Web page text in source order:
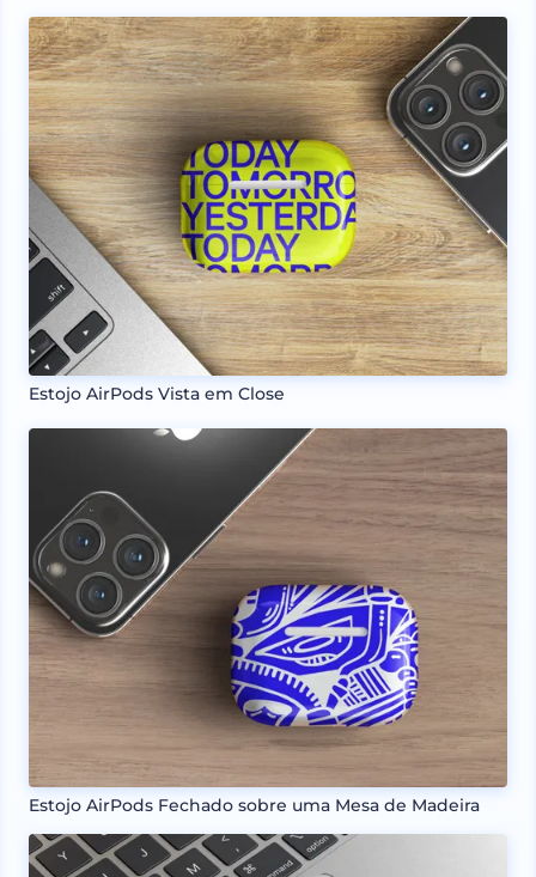
Estojo AirPods Vista em Close
Estojo AirPods Fechado sobre uma Mesa de Madeira